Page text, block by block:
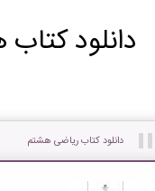
دانلود
دانلود کتاب ریاضی هشتم